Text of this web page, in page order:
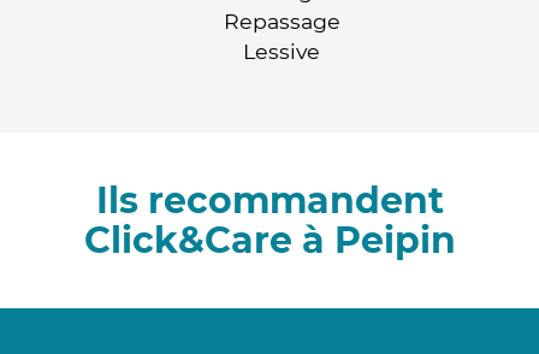
Repassage
Lessive
Ils recommandent
Click&Care à Peipin